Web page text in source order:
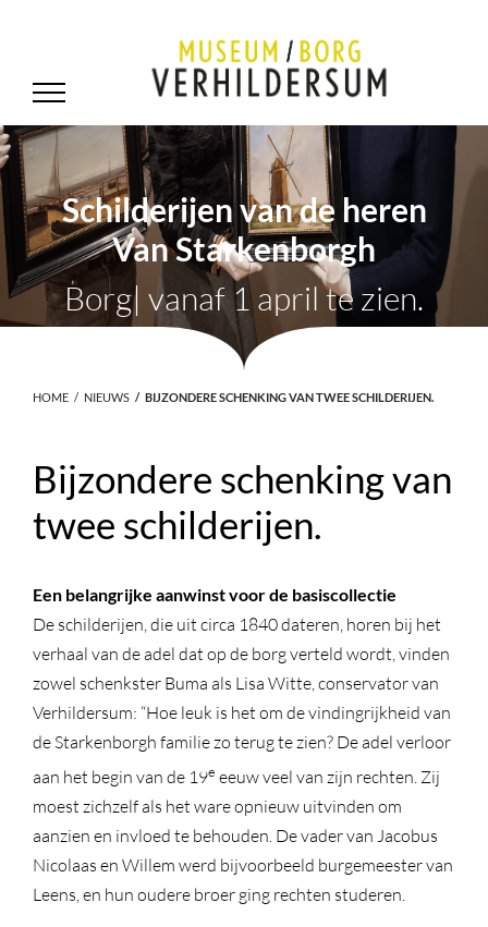
Schilderijen van de heren
Van Starkenborgh
Borg| vanaf 1 april te zien.
HOME NIEUWS BIJZONDERE SCHENKING VAN TWEE SCHILDERIJEN.
Bijzondere schenking van
twee schilderijen.
Een belangrijke aanwinst voor de basiscollectie
De schilderijen, die uit circa 1840 dateren, horen bij het
verhaal van de adel dat op de borg verteld wordt, vinden
zowel schenkster Buma als Lisa Witte, conservator van
Verhildersum: “Hoe leuk is het om de vindingrijkheid van
de Starkenborgh familie zo terug te zien? De adel verloor
aan het begin van de 19e eeuw veel van zijn rechten. Zij
moest zichzelf als het ware opnieuw uitvinden om
aanzien en invloed te behouden. De vader van Jacobus
Nicolaas en Willem werd bijvoorbeeld burgemeester van
Leens, en hun oudere broer ging rechten studeren.